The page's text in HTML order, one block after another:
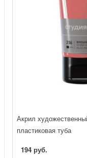
Акрил
пластиковая туба
194 руб.